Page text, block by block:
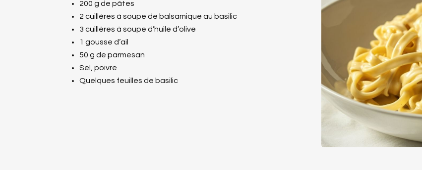
200 g de pâtes
2 cuillères à soupe de balsamique au basilic
3 cuillères à soupe d’huile d’olive
1 gousse d’ail
50 g de parmesan
Sel, poivre
Quelques feuilles de basilic